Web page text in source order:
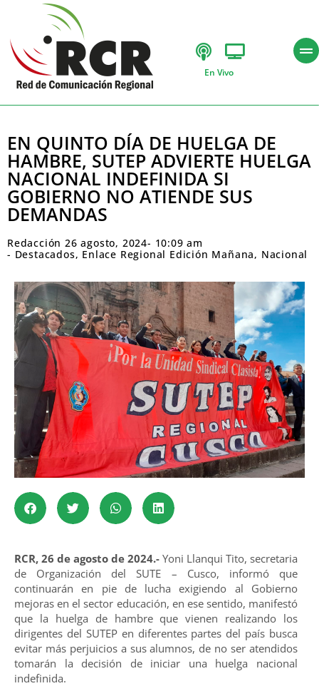
En Vivo
EN QUINTO DÍA DE HUELGA DE
HAMBRE, SUTEP ADVIERTE HUELGA
NACIONAL INDEFINIDA SI
GOBIERNO NO ATIENDE SUS
DEMANDAS
Redacción 26 agosto, 2024- 10:09 am
- Destacados, Enlace Regional Edición Mañana, Nacional
RCR, 26 de agosto de 2024.- Yoni Llanqui Tito, secretaria
de Organización del SUTE – Cusco, informó que
continuarán en pie de lucha exigiendo al Gobierno
mejoras en el sector educación, en ese sentido, manifestó
que la huelga de hambre que vienen realizando los
dirigentes del SUTEP en diferentes partes del país busca
evitar más perjuicios a sus alumnos, de no ser atendidos
tomarán la decisión de iniciar una huelga nacional
indefinida.